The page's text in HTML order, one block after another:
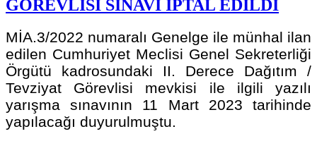
GÖREVLİSİ SINAVI İPTAL EDİLDİ
MİA.3/2022 numaralı Genelge ile münhal ilan
edilen Cumhuriyet Meclisi Genel Sekreterliği
Örgütü kadrosundaki II. Derece Dağıtım /
Tevziyat Görevlisi mevkisi ile ilgili yazılı
yarışma sınavının 11 Mart 2023 tarihinde
yapılacağı duyurulmuştu.